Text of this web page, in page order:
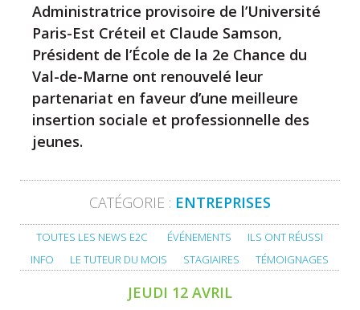
Administratrice provisoire de l’Université
Paris-Est Créteil et Claude Samson,
Président de l’École de la 2e Chance du
Val-de-Marne ont renouvelé leur
partenariat en faveur d’une meilleure
insertion sociale et professionnelle des
jeunes.
CATÉGORIE : ENTREPRISES
TOUTES LES NEWS E2C ÉVÉNEMENTS
ILS ONT RÉUSSI
INFO
LE TUTEUR DU MOIS STAGIAIRES TÉMOIGNAGES
JEUDI 12 AVRIL